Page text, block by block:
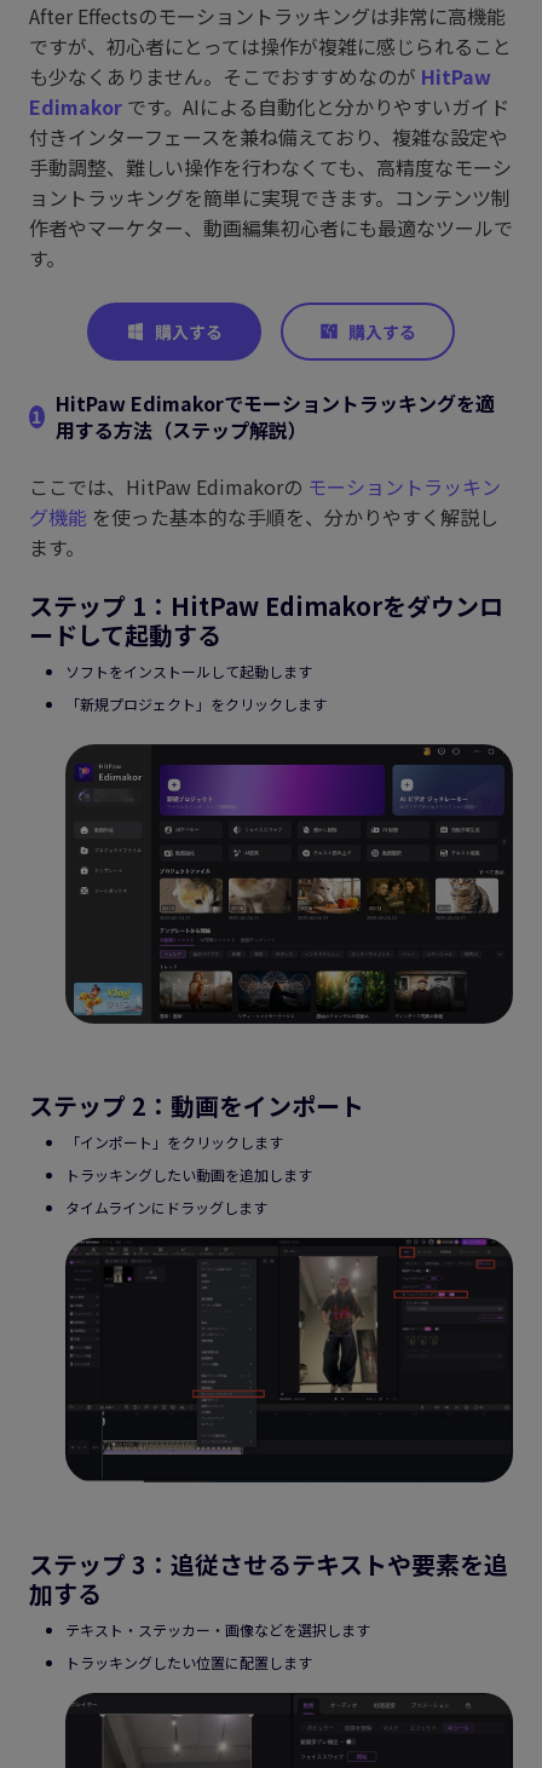
After Effectsのモーショントラッキングは非常に高機能
ですが、初心者にとっては操作が複雑に感じられること
も少なくありません。そこでおすすめなのが HitPaw
Edimakor です。AIによる自動化と分かりやすいガイド
付きインターフェースを兼ね備えており、複雑な設定や
手動調整、難しい操作を行わなくても、高精度なモーシ
ョントラッキングを簡単に実現できます。コンテンツ制
作者やマーケター、動画編集初心者にも最適なツールで
す。
1
HitPaw Edimakorでモーショントラッキングを適
用する方法（ステップ解説）
ここでは、HitPaw Edimakorの モーショントラッキン
グ機能 を使った基本的な手順を、分かりやすく解説し
ます。
ステップ 1：HitPaw Edimakorをダウンロ
ードして起動する
ソフトをインストールして起動します
「新規プロジェクト」をクリックします
ステップ 2：動画をインポート
「インポート」をクリックします
トラッキングしたい動画を追加します
タイムラインにドラッグします
ステップ 3：追従させるテキストや要素を追
加する
テキスト・ステッカー・画像などを選択します
トラッキングしたい位置に配置します